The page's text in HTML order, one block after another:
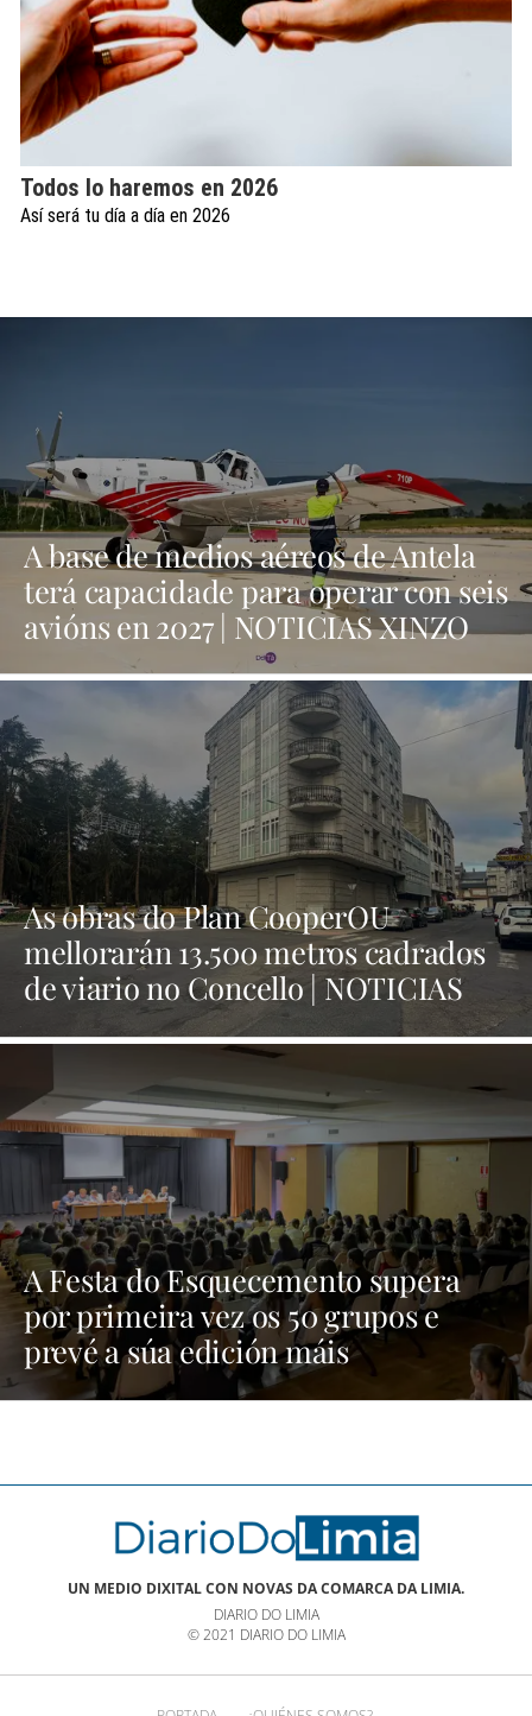
Todos lo haremos en 2026
Así será tu día a día en 2026
A base de medios aéreos de Antela
terá capacidade para operar con seis
avións en 2027 | NOTICIAS XINZO
As obras do Plan CooperOU
mellorarán 13.500 metros cadrados
de viario no Concello | NOTICIAS
A Festa do Esquecemento supera
por primeira vez os 50 grupos e
prevé a súa edición máis
multitudinaria | NOTICIAS XINZO
UN MEDIO DIXITAL CON NOVAS DA COMARCA DA LIMIA.
DIARIO DO LIMIA
© 2021 DIARIO DO LIMIA